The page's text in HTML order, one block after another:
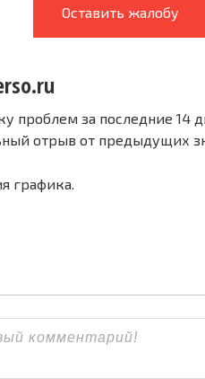
Оставить жалобу
проблем за последние 14
отрыв от предыдущих
графика.